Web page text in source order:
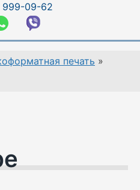
999-09-62
печать »